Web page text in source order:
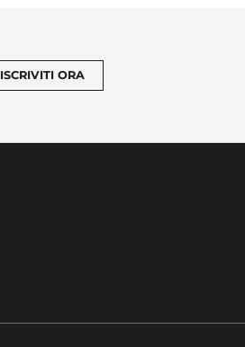
ISCRIVITI ORA